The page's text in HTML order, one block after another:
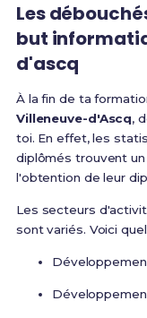
Les
but
d'ascq
À la fin de ta
Villeneuve-d'Ascq,
toi. En effet, les
diplômés trouvent
l'obtention de leur
Les secteurs
sont variés. Voici